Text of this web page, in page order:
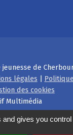
jeunesse de
légales |
des cookies
Multimédia
gives you